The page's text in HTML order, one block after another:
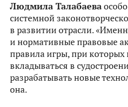
Людмила Талабаева
системной
в развитии отрасли.
и нормативные правовые
правила игры, при которых
вкладываться в
разрабатывать новые
она.